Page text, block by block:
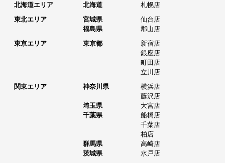
北海道エリア 北海道
札幌店
東北エリア
宮城県
仙台店
福島県
郡山店
東京エリア
東京都
新宿店
銀座店
町田店
立川店
関東エリア
神奈川県
横浜店
藤沢店
埼玉県
大宮店
千葉県
船橋店
千葉店
柏店
群馬県
高崎店
茨城県
水戸店